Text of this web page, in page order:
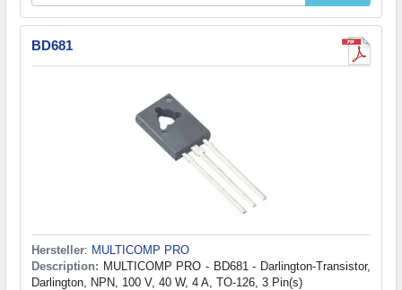
BD681
Hersteller: MULTICOMP PRO
Description: MULTICOMP PRO - BD681 - Darlington-Transistor,
Darlington, NPN, 100 V, 40 W, 4 A, TO-126, 3 Pin(s)